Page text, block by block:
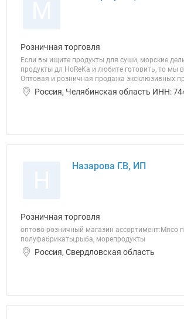
Розничная торговля
Если вы ищите продукты для суши, морские
продукты дл HoReKa и любите готовить, то мы
Оптовая и розничная продажа эксклюзивных
Россия, Челябинская область ИНН:
Назарова Г.В, ИП
Розничная торговля
оптово-розничный магазин ассортимент:Мясо
полуфабрикаты,рыба, морепродукты
Россия, Свердловская область